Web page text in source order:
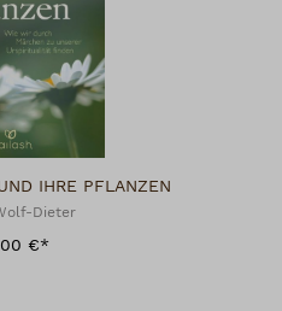
IHRE PFLANZEN
Dieter
€*